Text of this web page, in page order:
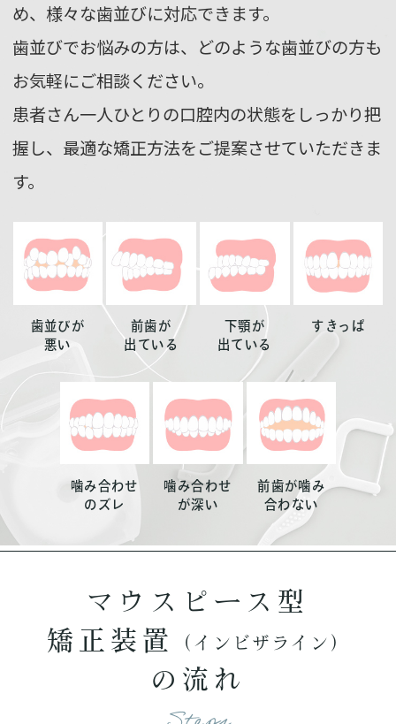
め、様々な歯並びに対応できます。
歯並びでお悩みの方は、どのような歯並びの方も
お気軽にご相談ください。
患者さん一人ひとりの口腔内の状態をしっかり把
握し、 最適な矯正方法をご提案させていただきま
す。
歯並びが
悪い
前歯が
出ている
下顎が
出ている
すきっぱ
噛み合わせ
のズレ
噛み合わせ
が深い
前歯が噛み
合わない
マウスピース型
矯正装置
（インビザライン）
の流れ